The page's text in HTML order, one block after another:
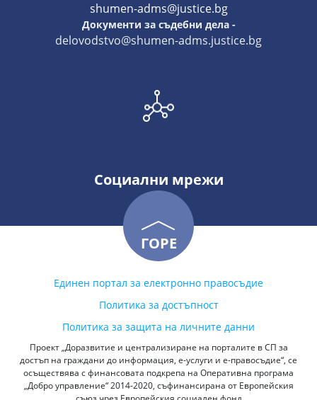
shumen-adms@justice.bg
Документи за съдебни дела -
delovodstvo@shumen-adms.justice.bg
Социални мрежи
ГОРЕ
Единен портал за електронно правосъдие
Политика за достъпност
Политика за защита на личните данни
Проект „Доразвитие и централизиране на порталите в СП за
достъп на граждани до информация, е-услуги и е-правосъдие“, се
осъществява с финансовата подкрепа на Оперативна програма
„Добро управление“ 2014-2020, съфинансирана от Европейския